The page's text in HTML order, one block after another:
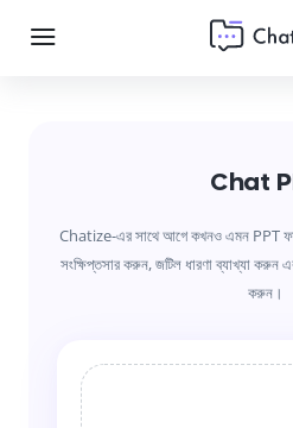
Chat
Chatize-এর সাথে আগে কখনও এমন PPT
সংক্ষিপ্তসার করুন, জটিল ধারণা ব্যাখ্যা করুন
করুন।